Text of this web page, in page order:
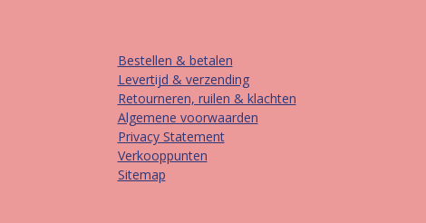
Bestellen & betalen
Levertijd & verzending
Retourneren, ruilen & klachten
Algemene voorwaarden
Privacy Statement
Verkooppunten
Sitemap